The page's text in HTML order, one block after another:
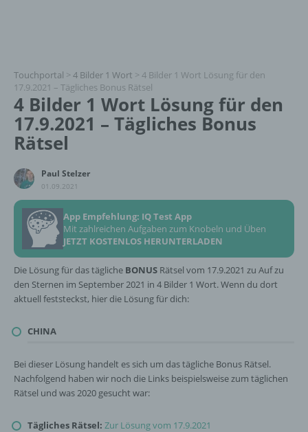
Touchportal > 4 Bilder 1 Wort > 4 Bilder 1 Wort Lösung für den
17.9.2021 – Tägliches Bonus Rätsel
4 Bilder 1 Wort Lösung für den
17.9.2021 – Tägliches Bonus
Rätsel
Paul Stelzer
01.09.2021
App Empfehlung: IQ Test App
Mit zahlreichen Aufgaben zum Knobeln und Üben
JETZT KOSTENLOS HERUNTERLADEN
Die Lösung für das tägliche BONUS Rätsel vom 17.9.2021 zu Auf zu
den Sternen im September 2021 in 4 Bilder 1 Wort. Wenn du dort
aktuell feststeckst, hier die Lösung für dich:
CHINA
Bei dieser Lösung handelt es sich um das tägliche Bonus Rätsel.
Nachfolgend haben wir noch die Links beispielsweise zum täglichen
Rätsel und was 2020 gesucht war:
Tägliches Rätsel: Zur Lösung vom 17.9.2021